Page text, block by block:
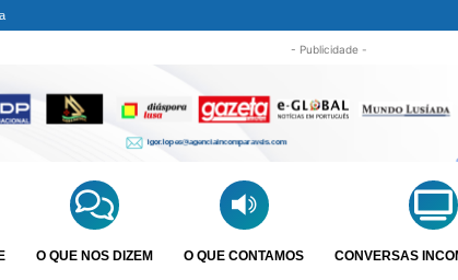
- Publicidade -
O QUE NOS DIZEM O QUE CONTAMOS CONVERSAS